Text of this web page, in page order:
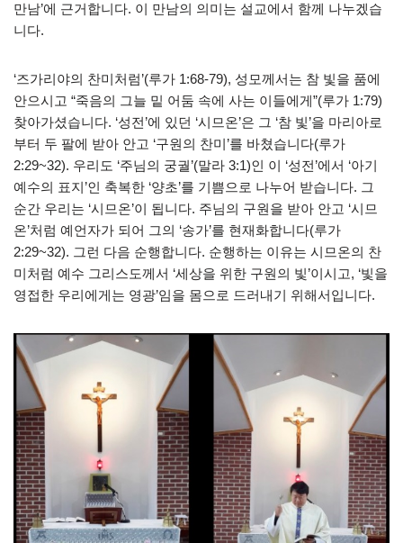
만남’에 근거합니다. 이 만남의 의미는 설교에서 함께 나누겠습
니다.
‘즈가리야의 찬미처럼’(루가 1:68-79), 성모께서는 참 빛을 품에
안으시고 “죽음의 그늘 밑 어둠 속에 사는 이들에게”(루가 1:79)
찾아가셨습니다. ‘성전’에 있던 ‘시므온’은 그 ‘참 빛’을 마리아로
부터 두 팔에 받아 안고 ‘구원의 찬미’를 바쳤습니다(루가
2:29~32). 우리도 ‘주님의 궁궐’(말라 3:1)인 이 ‘성전’에서 ‘아기
예수의 표지’인 축복한 ‘양초’를 기쁨으로 나누어 받습니다. 그
순간 우리는 ‘시므온’이 됩니다. 주님의 구원을 받아 안고 ‘시므
온’처럼 예언자가 되어 그의 ‘송가’를 현재화합니다(루가
2:29~32). 그런 다음 순행합니다. 순행하는 이유는 시므온의 찬
미처럼 예수 그리스도께서 ‘세상을 위한 구원의 빛’이시고, ‘빛을
영접한 우리에게는 영광’임을 몸으로 드러내기 위해서입니다.